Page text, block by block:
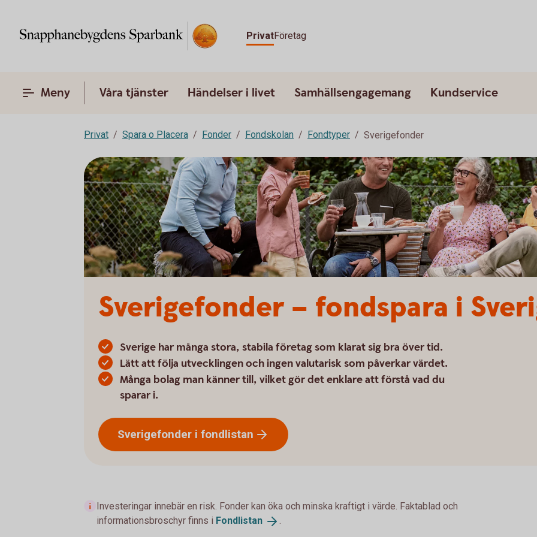
PrivatFöretag
Meny Våra tjänster Händelser i livet Samhällsengagemang Kundservice
Privat Spara o Placera Fonder Fondskolan Fondtyper Sverigefonder
Sverigefonder – fondspara i
Sverige har många stora, stabila företag som klarat sig bra över tid.
Lätt att följa utvecklingen och ingen valutarisk som påverkar värdet.
Många bolag man känner till, vilket gör det enklare att förstå vad du
sparar i.
Sverigefonder i fondlistan
Investeringar innebär en risk. Fonder kan öka och minska kraftigt i värde. Faktablad och
informationsbroschyr finns i Fondlistan .